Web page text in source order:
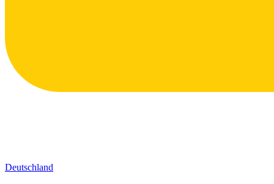
Deutschland